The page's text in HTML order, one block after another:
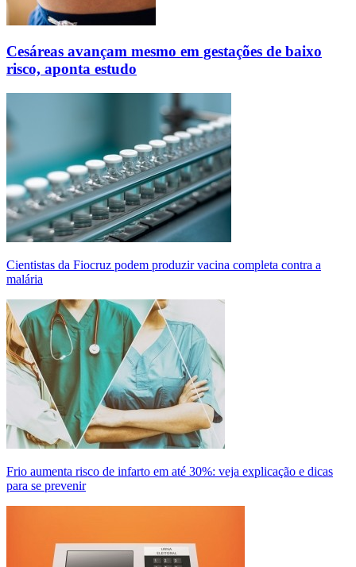
Cesáreas avançam mesmo em gestações de baixo
risco, aponta estudo
Cientistas da Fiocruz podem produzir vacina completa contra a
malária
Frio aumenta risco de infarto em até 30%: veja explicação e dicas
para se prevenir